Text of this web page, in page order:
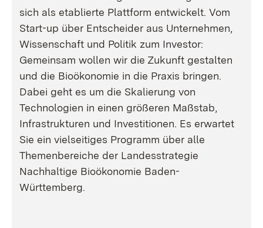
sich als etablierte Plattform entwickelt. Vom
Start-up über Entscheider aus Unternehmen,
Wissenschaft und Politik zum Investor:
Gemeinsam wollen wir die Zukunft gestalten
und die Bioökonomie in die Praxis bringen.
Dabei geht es um die Skalierung von
Technologien in einen größeren Maßstab,
Infrastrukturen und Investitionen. Es erwartet
Sie ein vielseitiges Programm über alle
Themenbereiche der Landesstrategie
Nachhaltige Bioökonomie Baden-
Württemberg.